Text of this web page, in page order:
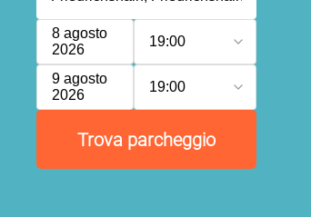
8 agosto
2026
19:00
9 agosto
2026
19:00
Trova parcheggio